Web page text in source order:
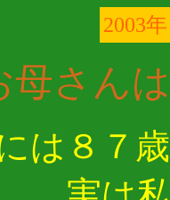
2003
母さん
は８７